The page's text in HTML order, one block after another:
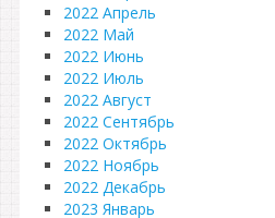
2022 Апрель
2022 Май
2022 Июнь
2022 Июль
2022 Август
2022 Сентябрь
2022 Октябрь
2022 Ноябрь
2022 Декабрь
2023 Январь